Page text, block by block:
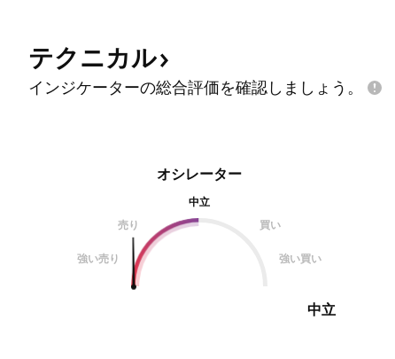
テクニカル
インジケーターの総合評価を確認しましょう。
オシレーター
中立
売り
買い
強い売り 強い買い
中立